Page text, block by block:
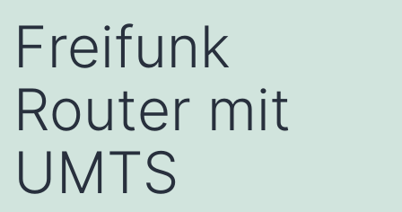
Freifunk
Router mit
UMTS